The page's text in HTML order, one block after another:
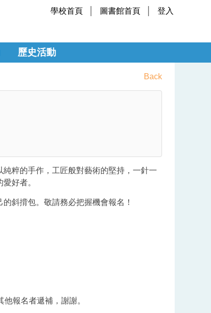
學校首頁 圖書館首頁 登入
歷史活動
Back
粹的手作，工匠般對藝術的堅持，一針一
好者。
斜揹包。敬請務必把握機會報名！
報名者遞補，謝謝。